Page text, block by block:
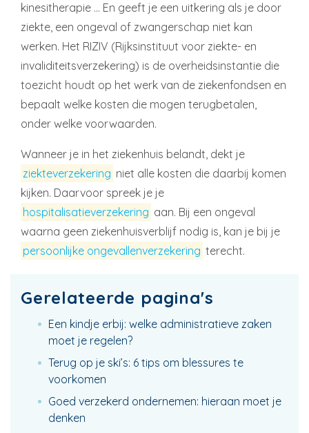
kinesitherapie … En geeft je een uitkering als je door
ziekte, een ongeval of zwangerschap niet kan
werken. Het RIZIV (Rijksinstituut voor ziekte- en
invaliditeitsverzekering) is de overheidsinstantie die
toezicht houdt op het werk van de ziekenfondsen en
bepaalt welke kosten die mogen terugbetalen,
onder welke voorwaarden.
Wanneer je in het ziekenhuis belandt, dekt je
ziekteverzekering niet alle kosten die daarbij komen
kijken. Daarvoor spreek je je
hospitalisatieverzekering aan. Bij een ongeval
waarna geen ziekenhuisverblijf nodig is, kan je bij je
persoonlijke ongevallenverzekering terecht.
Gerelateerde pagina's
Een kindje erbij: welke administratieve zaken
moet je regelen?
Terug op je ski’s: 6 tips om blessures te
voorkomen
Goed verzekerd ondernemen: hieraan moet je
denken